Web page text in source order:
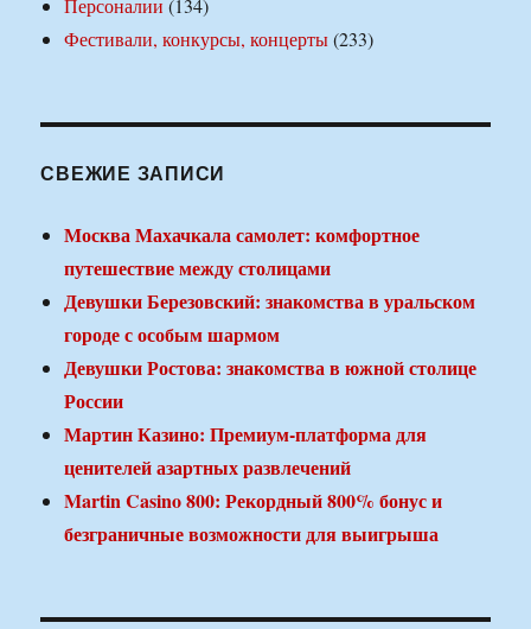
Фестивали, конкурсы, концерты(233)
СВЕЖИЕ ЗАПИСИ
Москва Махачкала самолет: комфортное
путешествие между столицами
Девушки Березовский: знакомства в уральском
городе с особым шармом
Девушки Ростова: знакомства в южной столице
России
Мартин Казино: Премиум-платформа для
ценителей азартных развлечений
Martin Casino 800: Рекордный 800% бонус и
безграничные возможности для выигрыша